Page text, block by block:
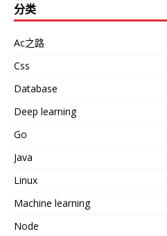
分类
Ac之路
Css
Database
Deep learning
Go
Java
Linux
Machine learning
Node